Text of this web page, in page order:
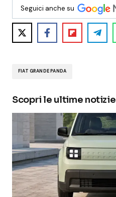
Seguici anche su
FIAT GRANDE PANDA
Scopri le ultime notizie